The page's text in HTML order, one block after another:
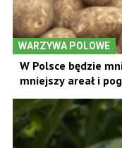
WARZYWA POLOWE
W Polsce będzie
mniejszy areał i